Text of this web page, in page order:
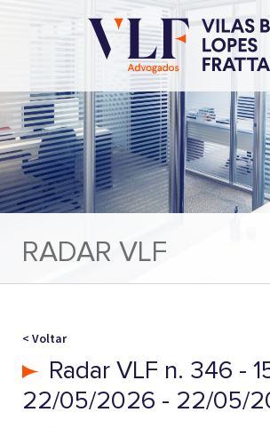
RADAR VLF
< Voltar
Radar VLF n. 346 -
22/05/2026 - 22/05/